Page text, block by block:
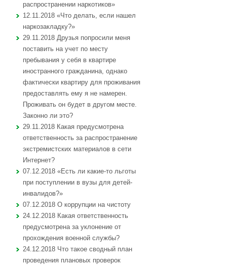
распространении наркотиков»
12.11.2018 «Что делать, если нашел
наркозакладку?»
29.11.2018 Друзья попросили меня
поставить на учет по месту
пребывания у себя в квартире
иностранного гражданина, однако
фактически квартиру для проживания
предоставлять ему я не намерен.
Проживать он будет в другом месте.
Законно ли это?
29.11.2018 Какая предусмотрена
ответственность за распространение
экстремистских материалов в сети
Интернет?
07.12.2018 «Есть ли какие-то льготы
при поступлении в вузы для детей-
инвалидов?»
07.12.2018 О коррупции на чистоту
24.12.2018 Какая ответственность
предусмотрена за уклонение от
прохождения военной службы?
24.12.2018 Что такое сводный план
проведения плановых проверок